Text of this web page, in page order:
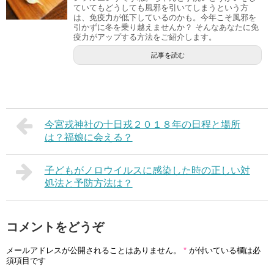
ていてもどうしても風邪を引いてしまうという方
は、免疫力が低下しているのかも。今年こそ風邪を
引かずに冬を乗り越えませんか？ そんなあなたに免
疫力がアップする方法をご紹介します。
記事を読む
今宮戎神社の十日戎２０１８年の日程と場所
は？福娘に会える？
子どもがノロウイルスに感染した時の正しい対
処法と予防方法は？
コメントをどうぞ
メールアドレスが公開されることはありません。 * が付いている欄は必
須項目です